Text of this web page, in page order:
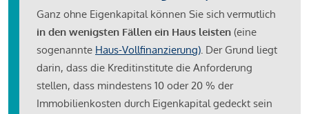
Ganz ohne Eigenkapital können Sie sich vermutlich
in den wenigsten Fällen ein Haus leisten (eine
sogenannte Haus-Vollfinanzierung). Der Grund liegt
darin, dass die Kreditinstitute die Anforderung
stellen, dass mindestens 10 oder 20 % der
Immobilienkosten durch Eigenkapital gedeckt sein